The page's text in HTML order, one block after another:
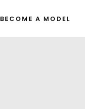
BECOME A MODEL